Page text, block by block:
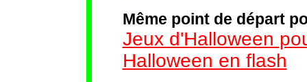
Même point de départ
Jeux d'Halloween
Halloween en flash